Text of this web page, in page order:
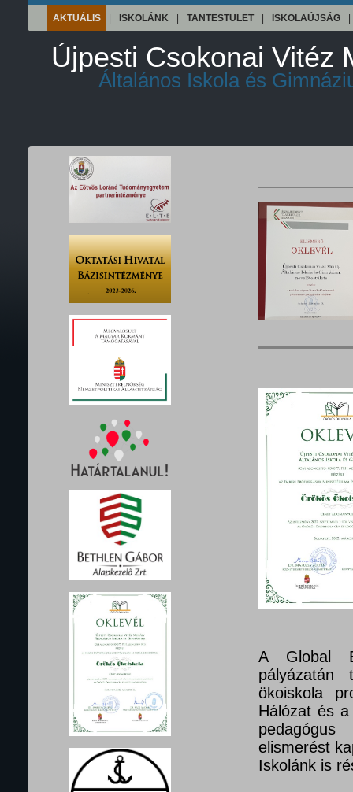
AKTUÁLIS ISKOLÁNK TANTESTÜLET ISKOLAÚJSÁG
Újpesti Csokonai Vitéz
Általános Iskola és
A Global
pályázatán
ökoiskola
Hálózat és
elismerést
Iskolánk is